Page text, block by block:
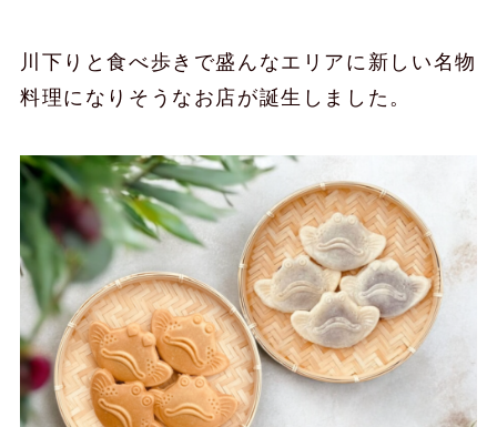
川下りと食べ歩きで盛んなエリアに新しい名物
料理になりそうなお店が誕生しました。